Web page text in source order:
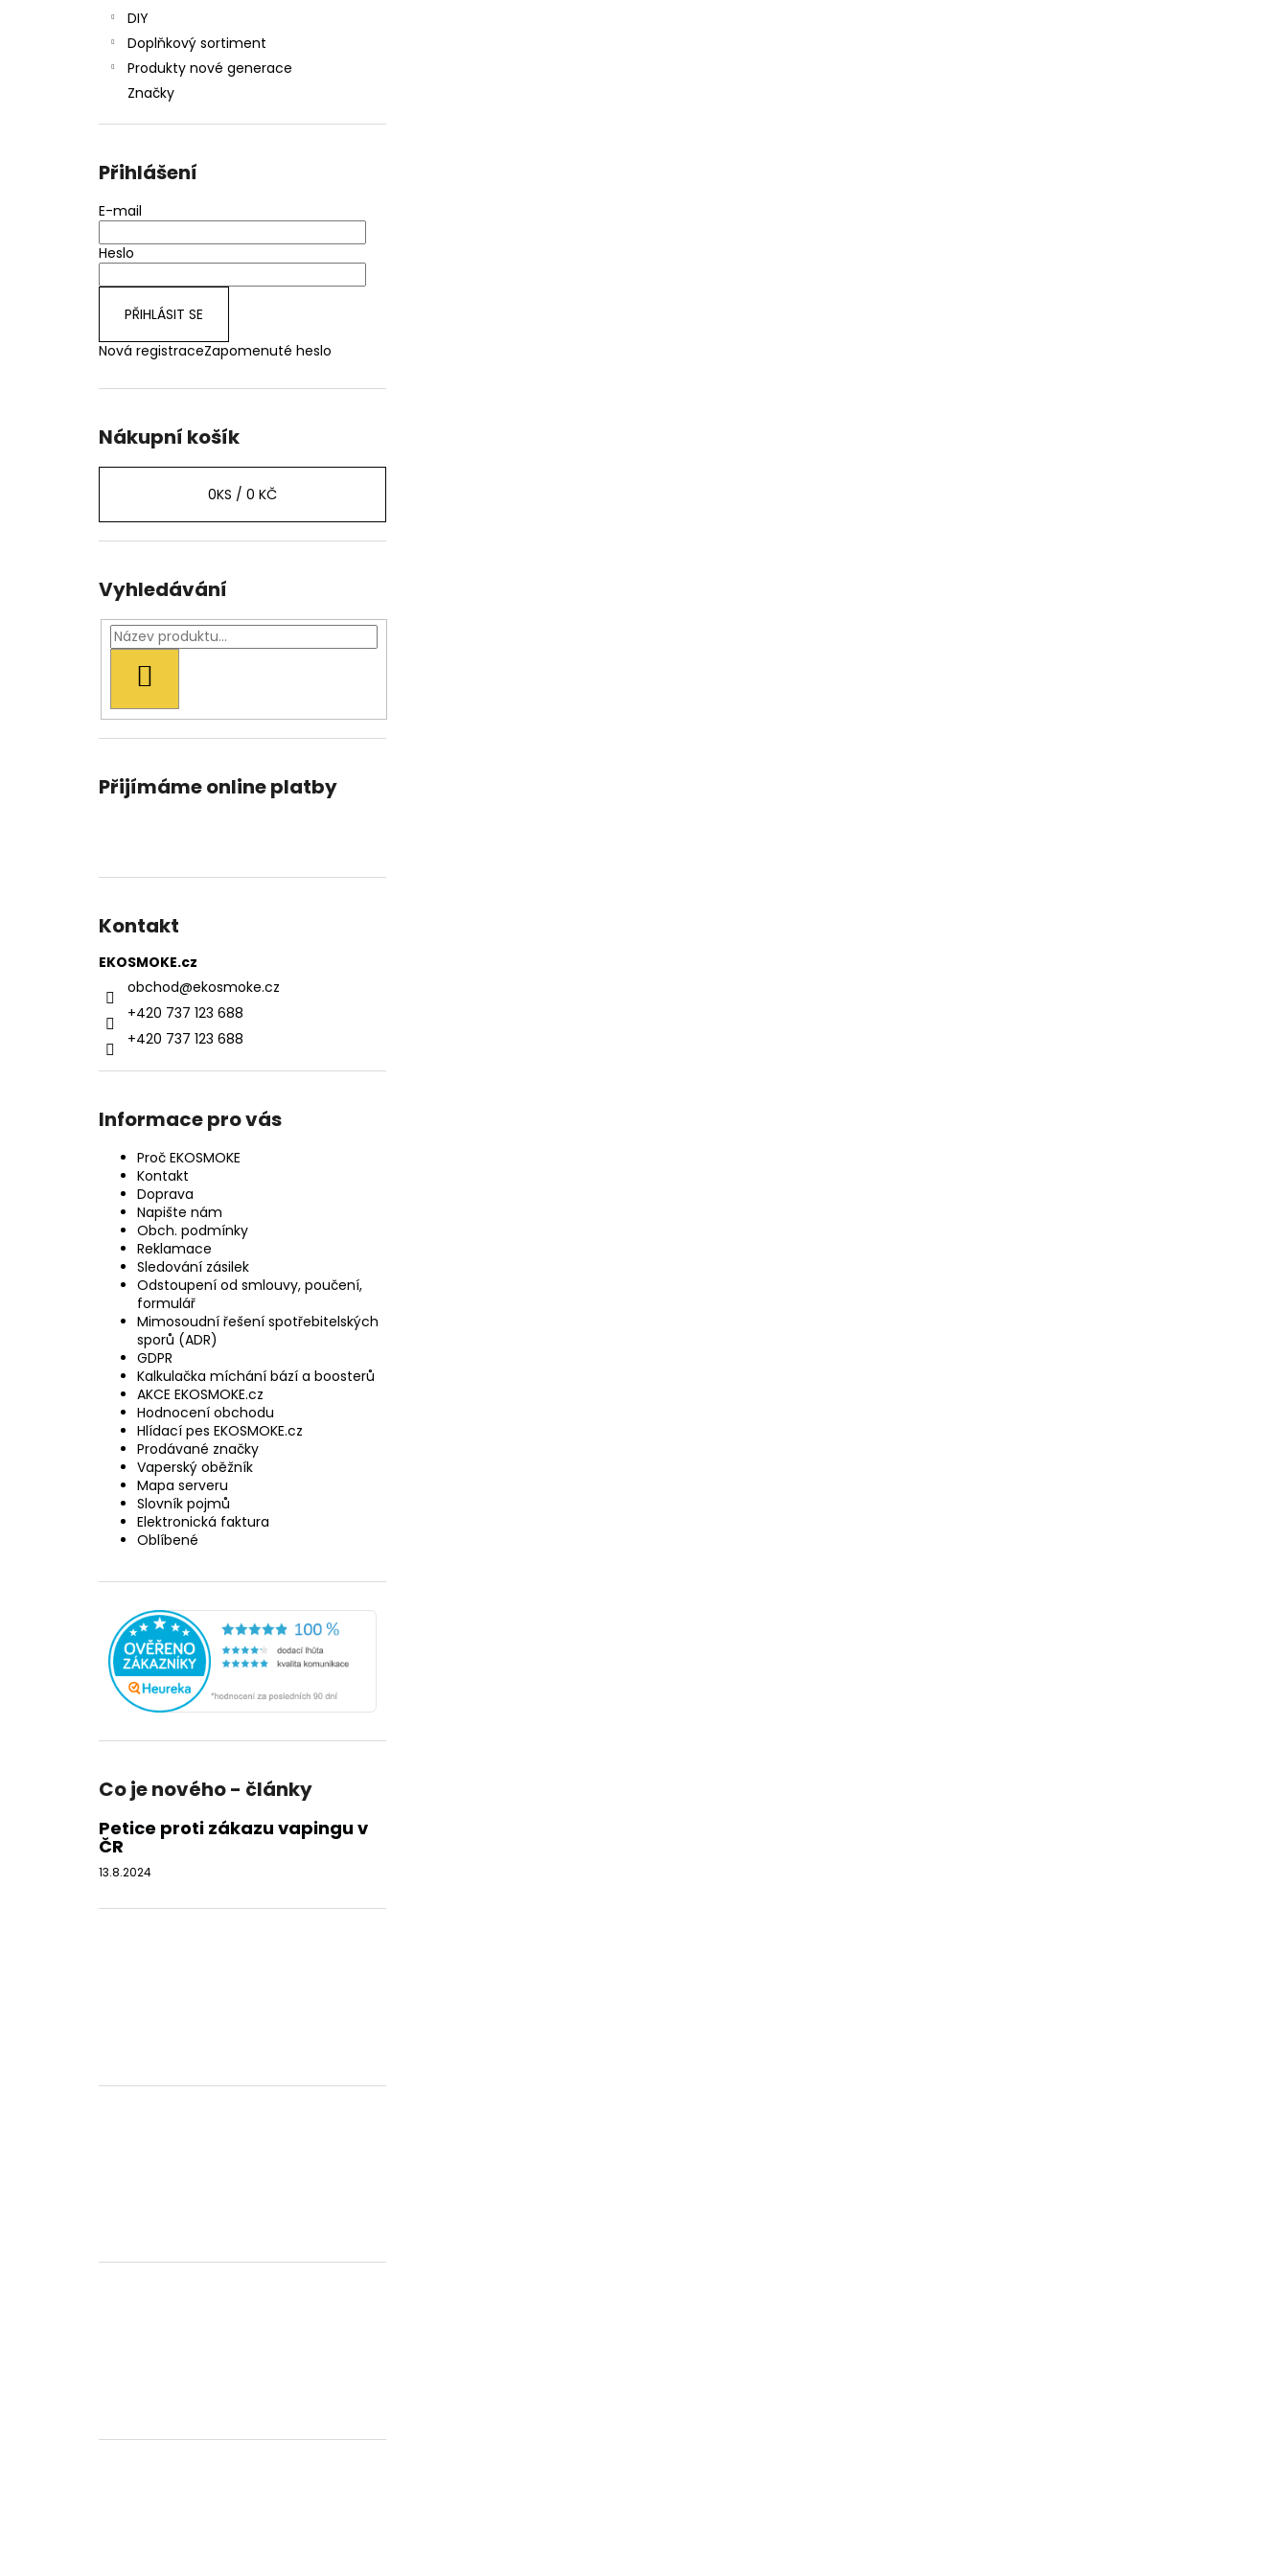
DIY
Doplňkový sortiment
Produkty nové generace
Značky
Přihlášení
E-mail
Heslo
PŘIHLÁSIT SE
Nová registraceZapomenuté heslo
Nákupní košík
0KS / 0 KČ
Vyhledávání
Přijímáme online platby
Kontakt
EKOSMOKE.cz
obchod@ekosmoke.cz
+420 737 123 688
+420 737 123 688
Informace pro vás
Proč EKOSMOKE
Kontakt
Doprava
Napište nám
Obch. podmínky
Reklamace
Sledování zásilek
Odstoupení od smlouvy, poučení,
formulář
Mimosoudní řešení spotřebitelských
sporů (ADR)
GDPR
Kalkulačka míchání bází a boosterů
AKCE EKOSMOKE.cz
Hodnocení obchodu
Hlídací pes EKOSMOKE.cz
Prodávané značky
Vaperský oběžník
Mapa serveru
Slovník pojmů
Elektronická faktura
Oblíbené
Co je nového - články
Petice proti zákazu vapingu v
ČR
13.8.2024